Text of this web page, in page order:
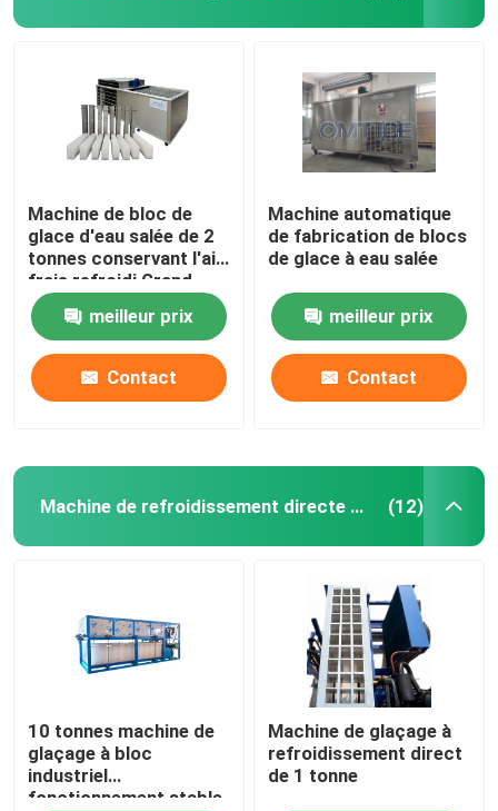
Machine de bloc de
glace d'eau salée de 2
tonnes conservant l'air
frais refroidi Grand
fabricant de bloc de
glace
meilleur prix
Contact
Machine automatique
de fabrication de blocs
de glace à eau salée
meilleur prix
Contact
Machine de refroidissement directe de bloc de glace (12)
10 tonnes machine de
glaçage à bloc
industriel
fonctionnement stable
Machine de glaçage à
refroidissement direct
de 1 tonne